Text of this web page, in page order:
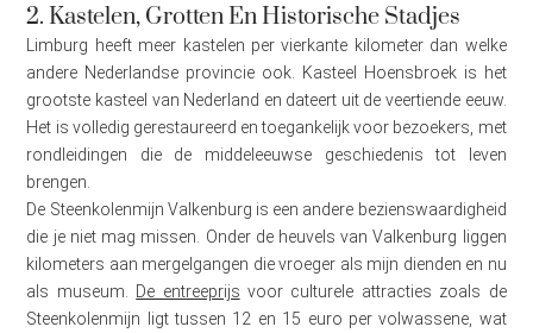
2. Kastelen, Grotten En Historische Stadjes
Limburg heeft meer kastelen per vierkante kilometer dan welke
andere Nederlandse provincie ook. Kasteel Hoensbroek is het
grootste kasteel van Nederland en dateert uit de veertiende eeuw.
Het is volledig gerestaureerd en toegankelijk voor bezoekers, met
rondleidingen die de middeleeuwse geschiedenis tot leven
brengen.
De Steenkolenmijn Valkenburg is een andere bezienswaardigheid
die je niet mag missen. Onder de heuvels van Valkenburg liggen
kilometers aan mergelgangen die vroeger als mijn dienden en nu
als museum.
De entreeprijs voor culturele attracties zoals de
Steenkolenmijn ligt tussen 12 en 15 euro per volwassene, wat